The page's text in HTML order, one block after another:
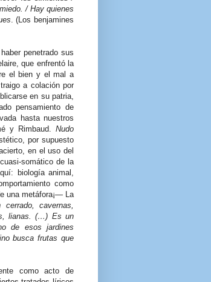
/ Hay quienes
. (Los benjamines
penetrado sus
que enfrentó la
el bien y el mal a
a colación por
en su patria,
pensamiento de
hasta nuestros
y Rimbaud. Nudo
por supuesto
en el uso del
somático de la
biología animal,
como
una metáfora¡— La
cerrado, cavernas,
lianas. (…) Es un
de esos jardines
busca frutas que
como acto de